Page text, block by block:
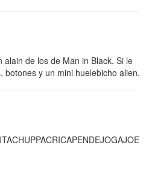
alain de los de Man in Black. Si le
botones y un mini huelebicho alien.